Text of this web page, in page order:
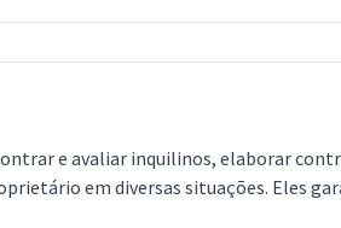
e avaliar inquilinos, elaborar
em diversas situações. Eles